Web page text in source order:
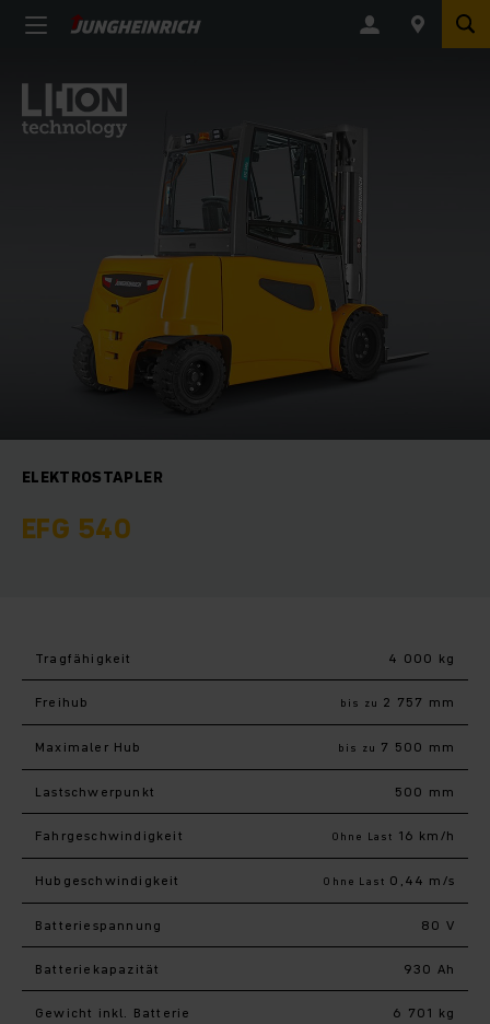
ELEKTROSTAPLER
EFG 540
Tragfähigkeit 4 000 kg
Freihub bis zu 2 757 mm
Maximaler Hub bis zu 7 500 mm
Last­schwerpunkt 500 mm
Fahr­geschwindigkeit Ohne Last 16 km/h
Hub­geschwindigkeit Ohne Last 0,44 m/s
Batteriespannung 80 V
Batteriekapazität 930 Ah
Gewicht inkl. Batterie 6 701 kg